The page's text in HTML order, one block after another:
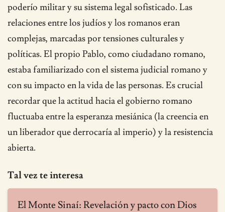
poderío militar y su sistema legal sofisticado. Las
relaciones entre los judíos y los romanos eran
complejas, marcadas por tensiones culturales y
políticas. El propio Pablo, como ciudadano romano,
estaba familiarizado con el sistema judicial romano y
con su impacto en la vida de las personas. Es crucial
recordar que la actitud hacia el gobierno romano
fluctuaba entre la esperanza mesiánica (la creencia en
un liberador que derrocaría al imperio) y la resistencia
abierta.
Tal vez te interesa
El Monte Sinaí: Revelación y pacto con Dios